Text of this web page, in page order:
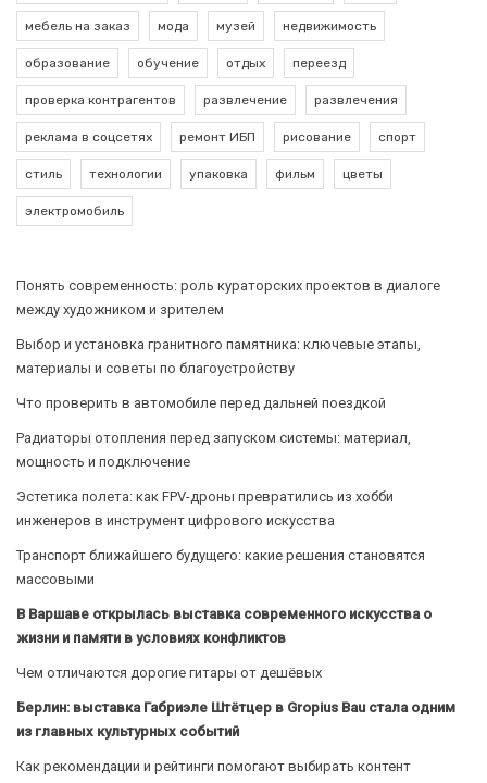
мебель на заказ мода музей недвижимость
образование обучение отдых переезд
проверка контрагентов развлечение развлечения
реклама в соцсетях ремонт ИБП рисование спорт
стиль технологии упаковка фильм цветы
электромобиль
Понять современность: роль кураторских проектов в диалоге
между художником и зрителем
Выбор и установка гранитного памятника: ключевые этапы,
материалы и советы по благоустройству
Что проверить в автомобиле перед дальней поездкой
Радиаторы отопления перед запуском системы: материал,
мощность и подключение
Эстетика полета: как FPV-дроны превратились из хобби
инженеров в инструмент цифрового искусства
Транспорт ближайшего будущего: какие решения становятся
массовыми
В Варшаве открылась выставка современного искусства о
жизни и памяти в условиях конфликтов
Чем отличаются дорогие гитары от дешёвых
Берлин: выставка Габриэле Штётцер в Gropius Bau стала одним
из главных культурных событий
Как рекомендации и рейтинги помогают выбирать контент